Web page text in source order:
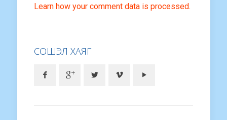
Learn how your comment data is processed.
СОШЭЛ ХАЯГ